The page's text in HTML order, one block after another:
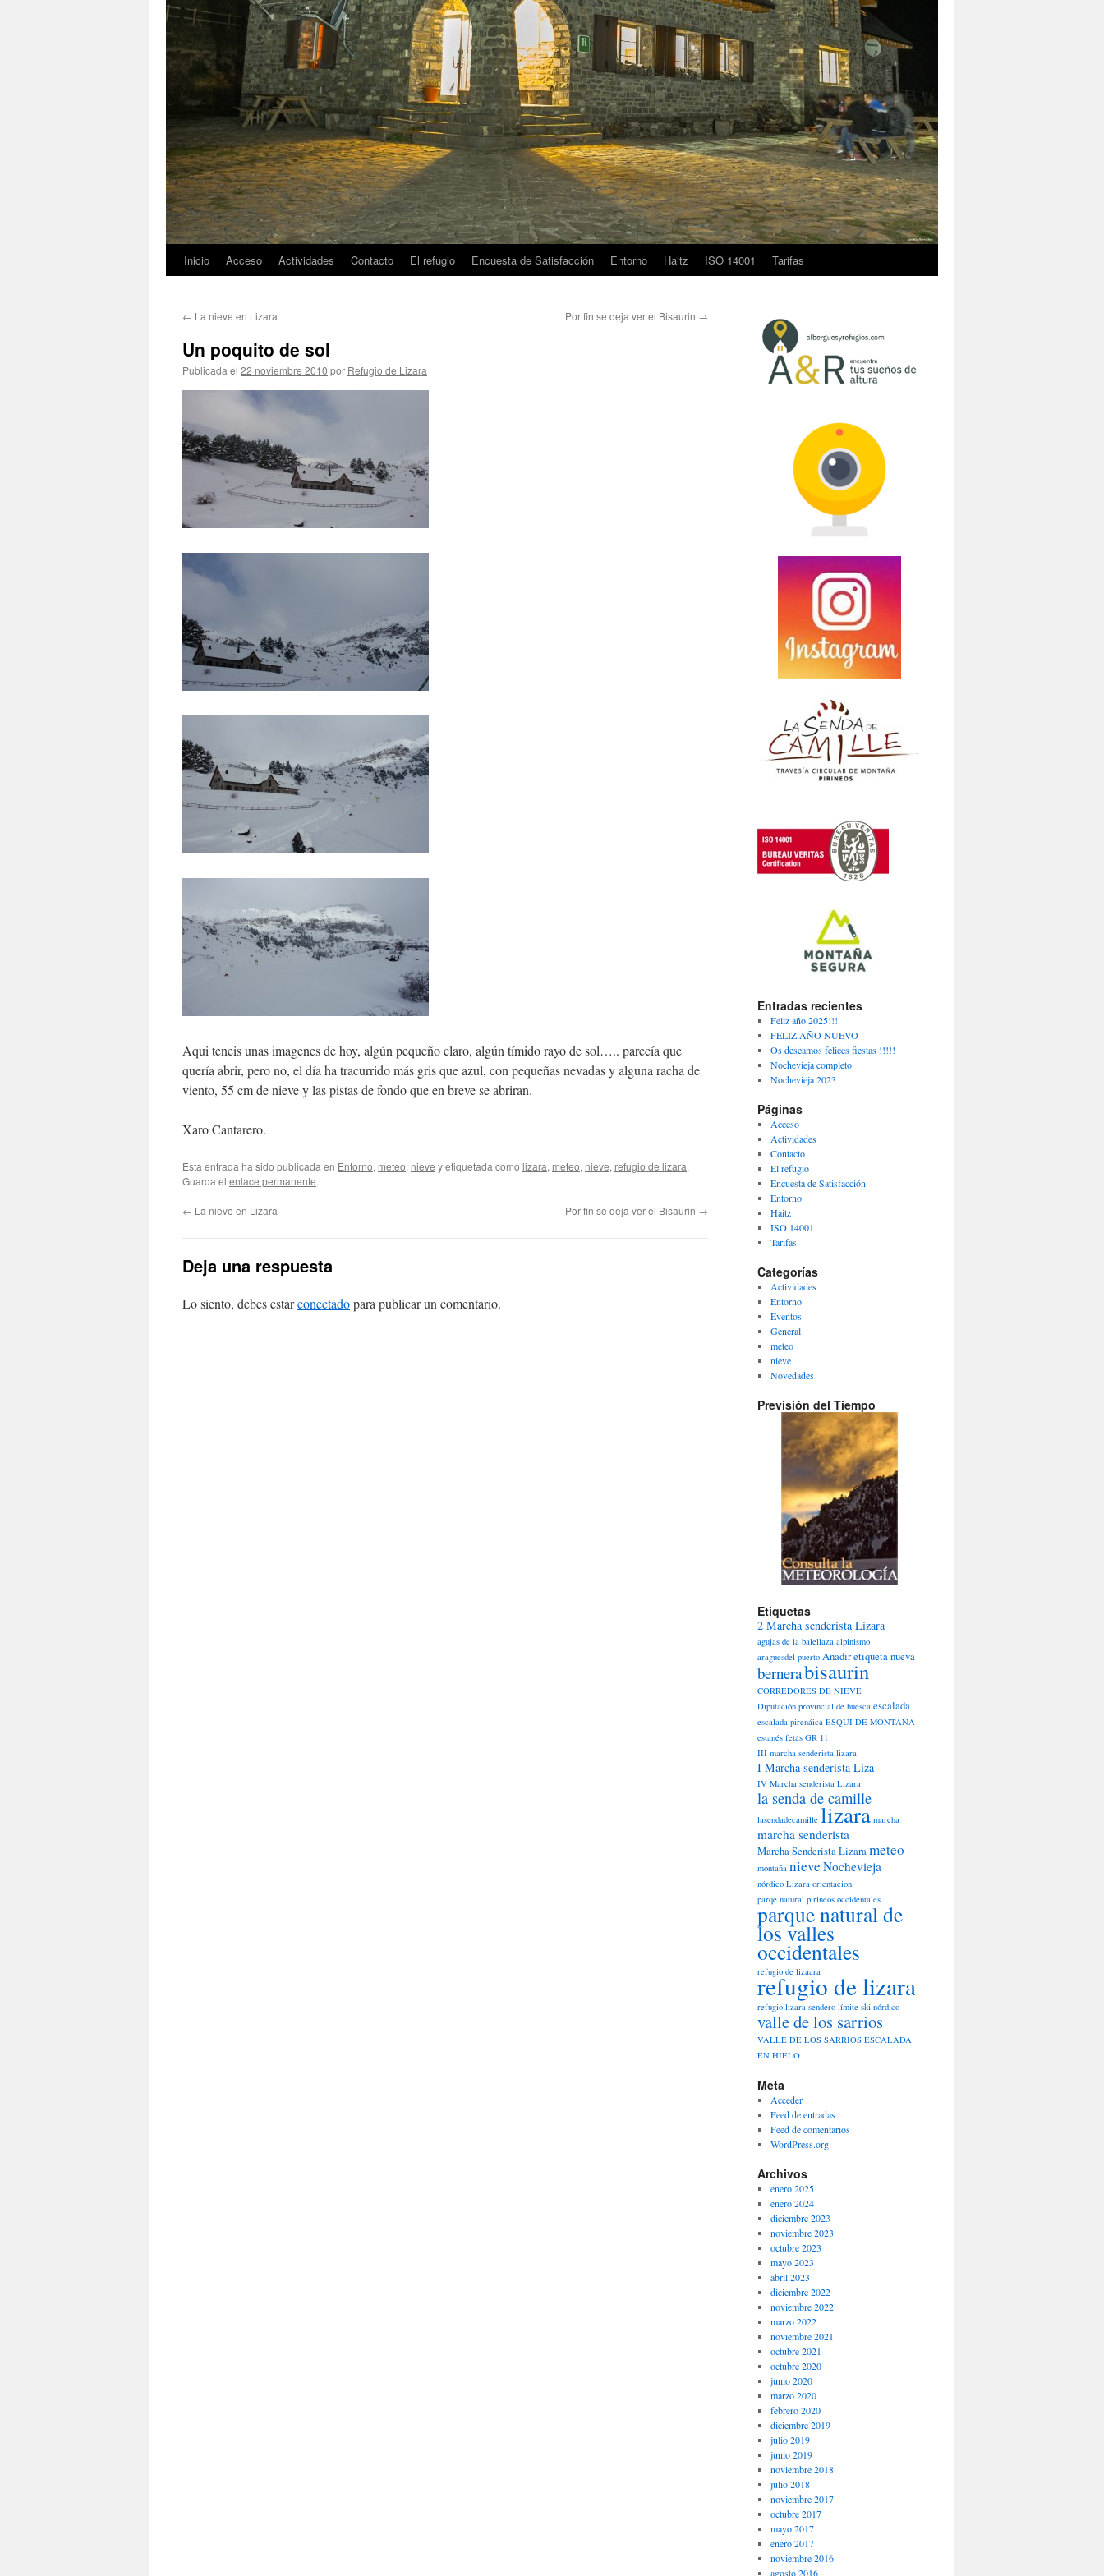
Inicio Acceso Actividades Contacto El refugio Encuesta de Satisfacción Entorno Haitz ISO 14001 Tarifas
← La nieve en Lizara Por fin se deja ver el Bisaurin →
Un poquito de sol
Publicada el 22 noviembre 2010 por Refugio de Lizara
Aqui teneis unas imagenes de hoy, algún pequeño claro, algún tímido rayo de sol….. parecía que
quería abrir, pero no, el día ha tracurrido más gris que azul, con pequeñas nevadas y alguna racha de
viento, 55 cm de nieve y las pistas de fondo que en breve se abriran.
Xaro Cantarero.
Esta entrada ha sido publicada en Entorno, meteo, nieve y etiquetada como lizara, meteo, nieve, refugio de lizara.
Guarda el enlace permanente.
← La nieve en Lizara Por fin se deja ver el Bisaurin →
Deja una respuesta
Lo siento, debes estarconectadopara publicar un comentario.
Entradas recientes
Feliz año 2025!!!
FELIZ AÑO NUEVO
Os deseamos felices fiestas !!!!!
Nochevieja completo
Nochevieja 2023
Páginas
Acceso
Actividades
Contacto
El refugio
Encuesta de Satisfacción
Entorno
Haitz
ISO 14001
Tarifas
Categorías
Actividades
Entorno
Eventos
General
meteo
nieve
Novedades
Previsión del Tiempo
Etiquetas
2 Marcha senderista Lizara
agujas de la balellaza alpinismo
araguesdel puerto Añadir etiqueta nueva
bernerabisaurin
CORREDORES DE NIEVE
Diputación provincial de huesca escalada
escalada pirenáica ESQUÍ DE MONTAÑA
estanés fetás GR 11
III marcha senderista lizara
I Marcha senderista Liza
IV Marcha senderista Lizara
la senda de camille
lasendadecamille lizara marcha
marcha senderista
Marcha Senderista Lizarameteo
montaña nieve Nochevieja
nórdico Lizara orientacion
parqe natural pirineos occidentales
parque natural de
los valles
occidentales
refugio de lizaara
refugio de lizara
refugio lizara sendero límite ski nórdico
valle de los sarrios
VALLE DE LOS SARRIOS ESCALADA
EN HIELO
Meta
Acceder
Feed de entradas
Feed de comentarios
WordPress.org
Archivos
enero 2025
enero 2024
diciembre 2023
noviembre 2023
octubre 2023
mayo 2023
abril 2023
diciembre 2022
noviembre 2022
marzo 2022
noviembre 2021
octubre 2021
octubre 2020
junio 2020
marzo 2020
febrero 2020
diciembre 2019
julio 2019
junio 2019
noviembre 2018
julio 2018
noviembre 2017
octubre 2017
mayo 2017
enero 2017
noviembre 2016
agosto 2016